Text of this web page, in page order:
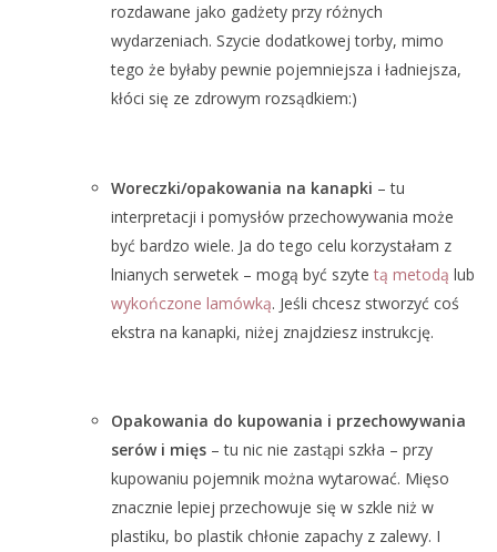
rozdawane jako gadżety przy różnych
wydarzeniach. Szycie dodatkowej torby, mimo
tego że byłaby pewnie pojemniejsza i ładniejsza,
kłóci się ze zdrowym rozsądkiem:)
Woreczki/opakowania na kanapki – tu
interpretacji i pomysłów przechowywania może
być bardzo wiele. Ja do tego celu korzystałam z
lnianych serwetek – mogą być szyte tą metodą lub
wykończone lamówką. Jeśli chcesz stworzyć coś
ekstra na kanapki, niżej znajdziesz instrukcję.
Opakowania do kupowania i przechowywania
serów i mięs – tu nic nie zastąpi szkła – przy
kupowaniu pojemnik można wytarować. Mięso
znacznie lepiej przechowuje się w szkle niż w
plastiku, bo plastik chłonie zapachy z zalewy. I